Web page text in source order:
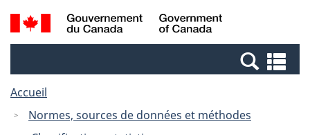
Passer
au
Passer
à
Canada
Recherche
et
et
Accueil
Normes, sources de données et méthodes